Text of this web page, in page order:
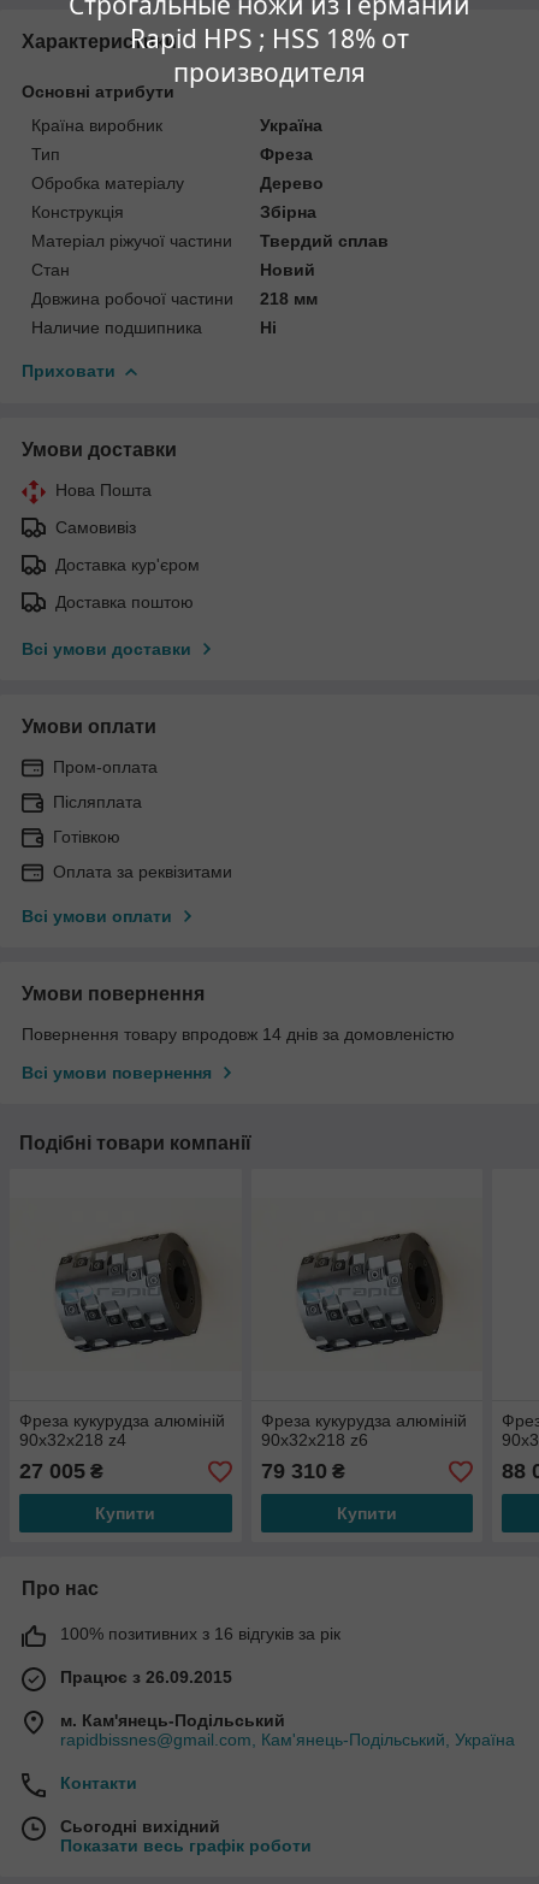
Rapid HPS ; HSS 18% от
производителя
Характеристики
Основні атрибути
Країна виробник
Україна
Тип
Фреза
Обробка матеріалу
Дерево
Конструкція
Збірна
Матеріал ріжучої частини
Твердий сплав
Стан
Новий
Довжина робочої частини
218 мм
Наличие подшипника
Ні
Приховати
Умови доставки
Нова Пошта
Самовивіз
Доставка кур'єром
Доставка поштою
Всі умови доставки
Умови оплати
Пром-оплата
Післяплата
Готівкою
Оплата за реквізитами
Всі умови оплати
Умови повернення
Повернення товару впродовж 14 днів за домовленістю
Всі умови повернення
Подібні товари компанії
Фреза кукурудза алюміній
90х32х218 z4
27 005 ₴
Купити
Фреза кукурудза алюміній
90х32х218 z6
79 310 ₴
Купити
88
Про нас
100% позитивних з 16 відгуків за рік
Працює з 26.09.2015
м. Кам'янець-Подільський
rapidbissnes@gmail.com, Кам'янець-Подільський, Україна
Контакти
Сьогодні вихідний
Показати весь графік роботи